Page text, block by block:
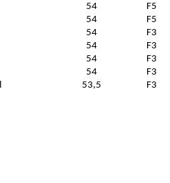
54 F5
54 F5
54 F3
54 F3
54 F3
54 F3
53,5 F3